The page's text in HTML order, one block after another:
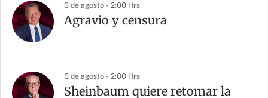
6 de agosto - 2:00 Hrs
Agravio y censura
6 de agosto - 2:00 Hrs
Sheinbaum quiere retomar la